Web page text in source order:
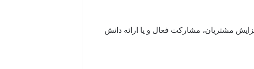
مشتریان، مشارکت فعال و یا ارائه دانش